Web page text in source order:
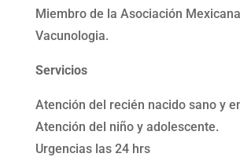
Miembro de la Asociación
Vacunologia.
Servicios
Atención del recién nacido sano y
Atención del niño y adolescente.
Urgencias las 24 hrs